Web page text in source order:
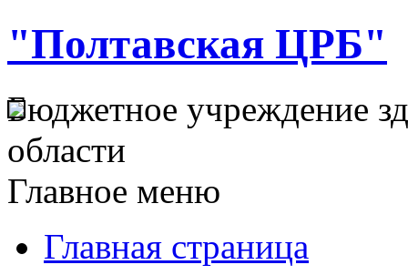
"Полтавская ЦРБ"
Бюджетное учреждение
области
Главное меню
Главная страница